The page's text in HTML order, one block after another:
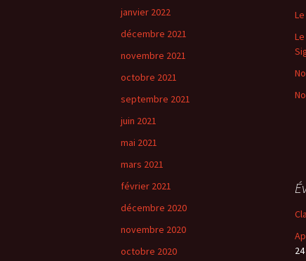
janvier 2022
décembre 2021
novembre 2021
octobre 2021
septembre 2021
juin 2021
mai 2021
mars 2021
février 2021
décembre 2020
novembre 2020
octobre 2020